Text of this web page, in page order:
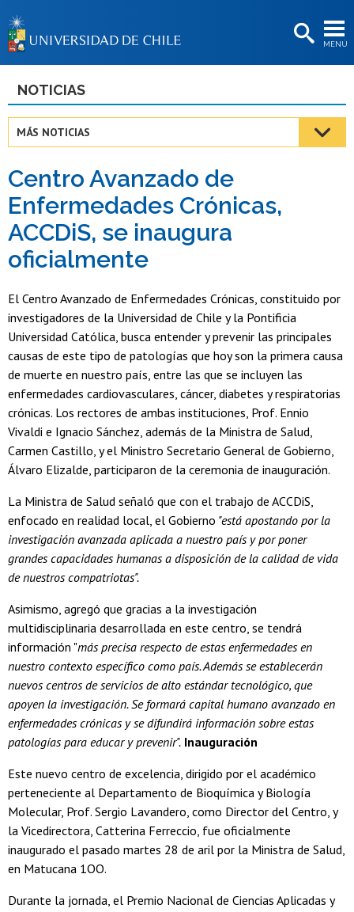
MENÚ
BIBLIOTECAS
Estudiantes
Académicas/os
Funcionarias/os
Egresadas/os
NOTICIAS
MÁS NOTICIAS
Centro Avanzado de
Enfermedades Crónicas,
ACCDiS, se inaugura
oficialmente
El Centro Avanzado de Enfermedades Crónicas, constituido por
investigadores de la Universidad de Chile y la Pontificia
Universidad Católica, busca entender y prevenir las principales
causas de este tipo de patologías que hoy son la primera causa
de muerte en nuestro país, entre las que se incluyen las
enfermedades cardiovasculares, cáncer, diabetes y respiratorias
crónicas. Los rectores de ambas instituciones, Prof. Ennio
Vivaldi e Ignacio Sánchez, además de la Ministra de Salud,
Carmen Castillo, y el Ministro Secretario General de Gobierno,
Álvaro Elizalde, participaron de la ceremonia de inauguración.
La Ministra de Salud señaló que con el trabajo de ACCDiS,
enfocado en realidad local, el Gobierno "está apostando por la
investigación avanzada aplicada a nuestro país y por poner
grandes capacidades humanas a disposición de la calidad de vida
de nuestros compatriotas".
Asimismo, agregó que gracias a la investigación
multidisciplinaria desarrollada en este centro, se tendrá
información "más precisa respecto de estas enfermedades en
nuestro contexto específico como país. Además se establecerán
nuevos centros de servicios de alto estándar tecnológico, que
apoyen la investigación. Se formará capital humano avanzado en
enfermedades crónicas y se difundirá información sobre estas
patologías para educar y prevenir". Inauguración
Este nuevo centro de excelencia, dirigido por el académico
perteneciente al Departamento de Bioquímica y Biología
Molecular, Prof. Sergio Lavandero, como Director del Centro, y
la Vicedirectora, Catterina Ferreccio, fue oficialmente
inaugurado el pasado martes 28 de aril por la Ministra de Salud,
en Matucana 1OO.
Durante la jornada, el Premio Nacional de Ciencias Aplicadas y